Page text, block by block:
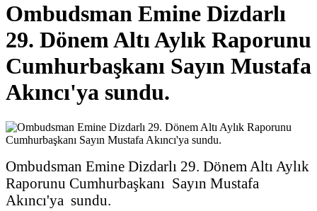
Ombudsman Emine Dizdarlı
29. Dönem Altı Aylık Raporunu
Cumhurbaşkanı Sayın Mustafa
Akıncı'ya sundu.
Ombudsman Emine Dizdarlı 29. Dönem Altı Aylık
Raporunu Cumhurbaşkanı Sayın Mustafa
Akıncı'ya sundu.